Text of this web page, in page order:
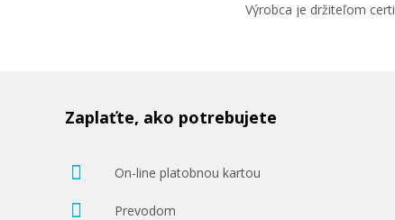
Výrobca je držiteľom
Zaplaťte, ako potrebujete
On-line platobnou kartou
Prevodom